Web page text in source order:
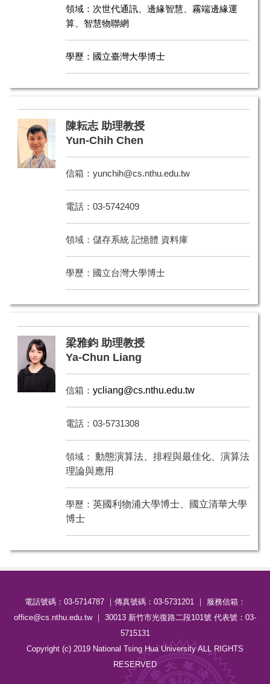
領域：次世代通訊、邊緣智慧、霧端邊緣運
算、智慧物聯網
學歷：國立臺灣大學博士
陳耘志 助理教授
Yun-Chih Chen
信箱： yunchih@cs.nthu.edu.tw
電話：03-5742409
領域：儲存系統 記憶體 資料庫
學歷：國立台灣大學博士
梁雅鈞 助理教授
Ya-Chun Liang
信箱： ycliang@cs.nthu.edu.tw
電話：03-5731308
領域： 動態演算法、排程與最佳化、演算法
理論與應用
學歷： 英國利物浦大學博士、國立清華大學
博士
電話號碼：03-5714787 ｜傳真號碼：03-5731201 ｜ 服務信箱：
office@cs.nthu.edu.tw ｜ 30013 新竹市光復路二段101號 代表號：03-
5715131
Copyright (c) 2019 National Tsing Hua University ALL RIGHTS
RESERVED